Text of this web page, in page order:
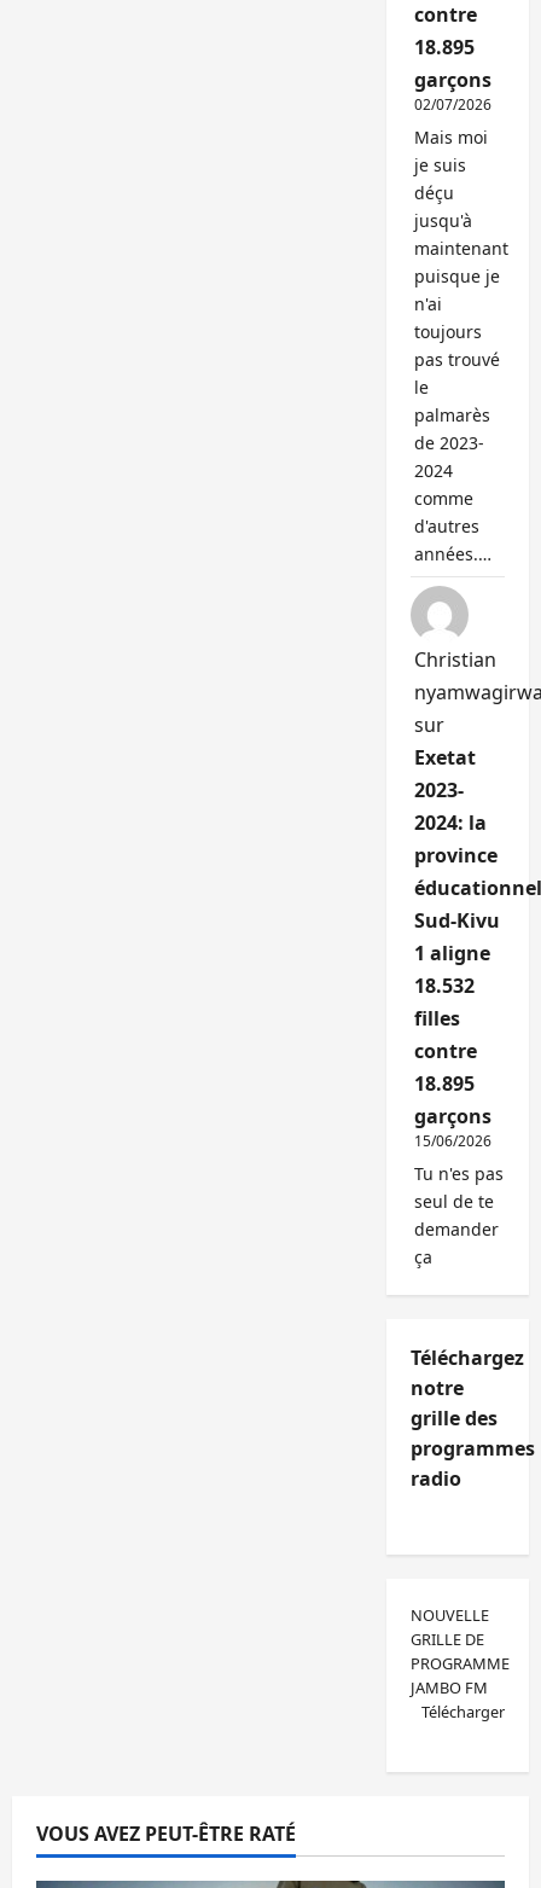
contre
18.895
garçons
02/07/2026
Mais moi
je suis
déçu
jusqu'à
maintenant
puisque je
n'ai
toujours
pas trouvé
le
palmarès
de 2023-
2024
comme
d'autres
années.…
Christian
sur
Exetat
2023-
2024: la
province
Sud-Kivu
1 aligne
18.532
filles
contre
18.895
garçons
15/06/2026
Tu n'es pas
seul de te
demander
ça
Téléchargez
notre
grille des
programmes
radio
NOUVELLE
GRILLE DE
PROGRAMME
JAMBO FM
Télécharger
VOUS AVEZ PEUT-ÊTRE RATÉ